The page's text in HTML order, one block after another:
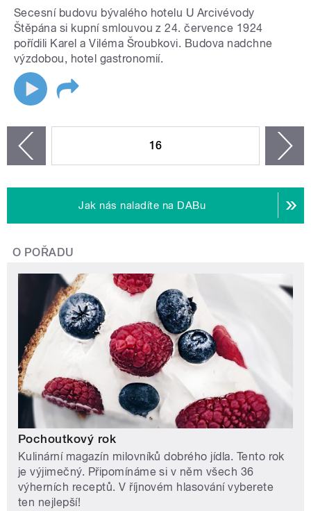
Secesní budovu bývalého hotelu U Arcivévody
Štěpána si kupní smlouvou z 24. července 1924
pořídili Karel a Viléma Šroubkovi. Budova nadchne
výzdobou, hotel gastronomií.
16
Jak nás naladíte na DABu
O POŘADU
Pochoutkový rok
Kulinární magazín milovníků dobrého jídla. Tento rok
je výjimečný. Připomínáme si v něm všech 36
výherních receptů. V říjnovém hlasování vyberete
ten nejlepší!